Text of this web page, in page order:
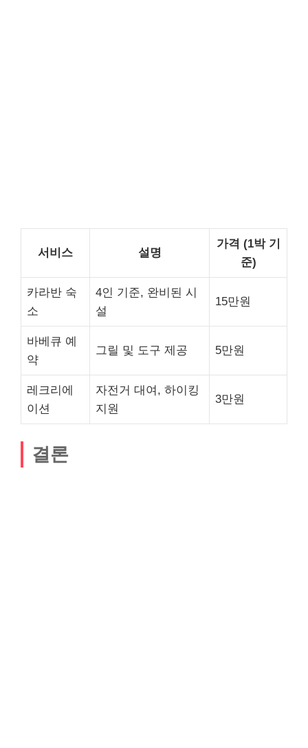
서비스 설명
가격 (1박 기
준)
카라반 숙
소
4인 기준, 완비된 시
설
15만원
바베큐 예
약
그릴 및 도구 제공 5만원
레크리에
이션
자전거 대여, 하이킹
지원
3만원
결론